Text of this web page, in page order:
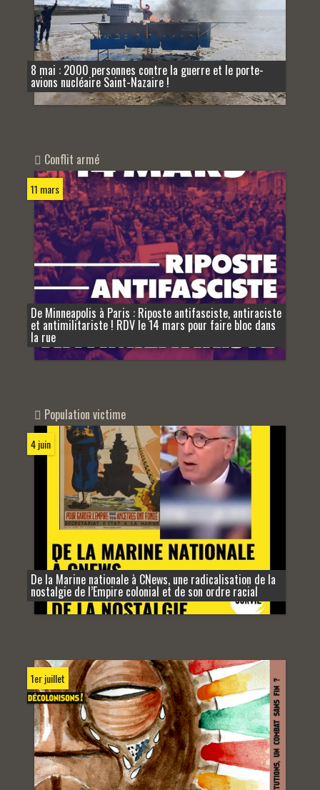
8 mai : 2000 personnes contre la guerre et le porte-
avions nucléaire Saint-Nazaire !
Conflit armé
11 mars
De Minneapolis à Paris : Riposte antifasciste, antiraciste
et antimilitariste ! RDV le 14 mars pour faire bloc dans
la rue
Population victime
4 juin
De la Marine nationale à CNews, une radicalisation de la
nostalgie de l’Empire colonial et de son ordre racial
1er juillet